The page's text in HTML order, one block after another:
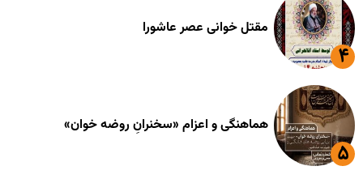
مقتل خوانی عصر عاشورا
هماهنگی و اعزام «سخنرانِ روضه خوان»